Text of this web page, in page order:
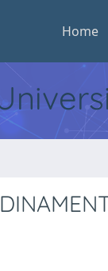
Home